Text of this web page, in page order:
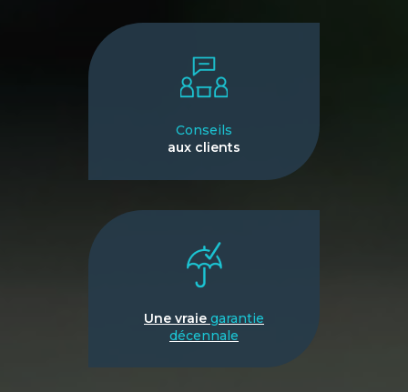
Conseils
aux clients
Une vraie garantie
décennale